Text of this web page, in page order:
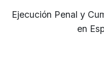
Ejecución Penal y
en